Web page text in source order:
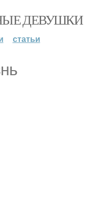
ДЕВУШКИ
статьи